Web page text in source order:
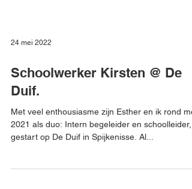
24 mei 2022
Duif.
Met veel enthousiasme zijn Esther en ik rond mei
gestart op De Duif in Spijkenisse. Al...